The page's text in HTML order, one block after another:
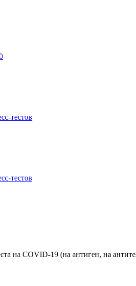
тестов
тестов
на COVID-19 (на антиген, на